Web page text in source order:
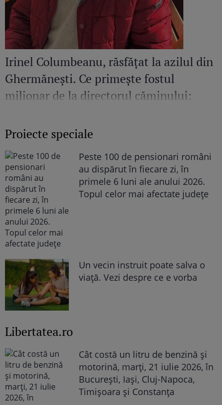
Irinel Columbeanu, răsfățat la azilul din
Ghermănești. Ce primește fostul
milionar de la directorul căminului:
Proiecte speciale
Peste 100 de pensionari români
au dispărut în fiecare zi, în
primele 6 luni ale anului 2026.
Topul celor mai afectate județe
Un vecin instruit poate salva o
viață. Vezi despre ce e vorba
Libertatea.ro
Cât costă un litru de benzină și
motorină, marți, 21 iulie 2026, în
București, Iași, Cluj-Napoca,
Timișoara și Constanța